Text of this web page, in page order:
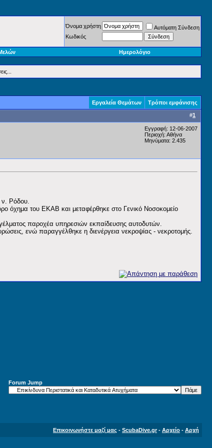
Όνομα χρήστη
Αυτόματη Σύνδεση
Κωδικός
Ημερολόγιο
Εργαλεία Θεμάτων Τρόποι εμφάνισης
#1
Εγγραφή: 12-06-2007
Περιοχή: Αθήνα
Μηνύματα: 2.435
ν. Ρόδου.
όχημα του ΕΚΑΒ και μεταφέρθηκε στο Γενικό Νοσοκομείο
παροχέα υπηρεσιών εκπαίδευσης αυτοδυτών.
ενώ παραγγέλθηκε η διενέργεια νεκροψίας - νεκροτομής.
Forum Jump
Επικοινωνήστε μαζί μας - ScubaDive.gr- Αρχείο - Αρχή